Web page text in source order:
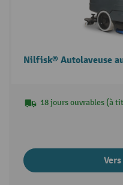
Nilfisk® Autolaveuse
18 jours ouvrables (à